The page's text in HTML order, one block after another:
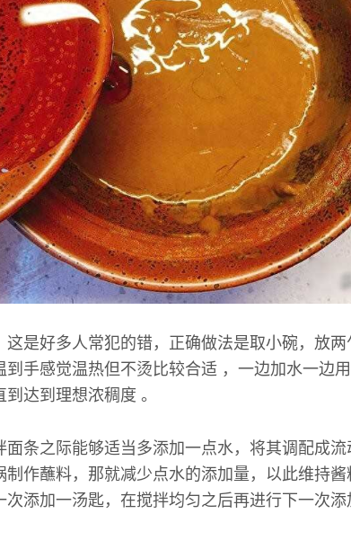
这是好多人常犯的错，正确做法是取小碗，放
手感觉温热但不烫比较合适 ，一边加水一边
达到理想浓稠度 。
面条之际能够适当多添加一点水，将其调配成
作蘸料，那就减少点水的添加量，以此维持酱
次添加一汤匙，在搅拌均匀之后再进行下一次